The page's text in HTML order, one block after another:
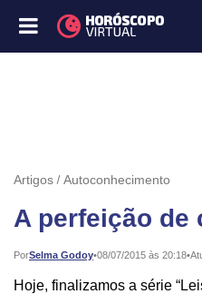
Artigos Autoconhecimento
A perfeição de
PorSelma Godoy•
Publicado: 08/07/2015 às 20:18•
Hoje, finalizamos a série